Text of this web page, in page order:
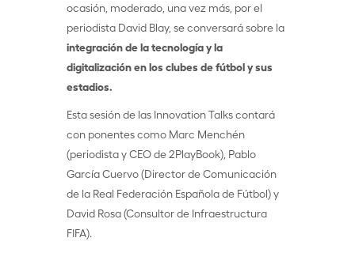
ocasión, moderado, una vez más, por el
periodista David Blay, se conversará sobre la
integración de la tecnología y la
digitalización en los clubes de fútbol y sus
estadios.
Esta sesión de las Innovation Talks contará
con ponentes como Marc Menchén
(periodista y CEO de 2PlayBook), Pablo
García Cuervo (Director de Comunicación
de la Real Federación Española de Fútbol) y
David Rosa (Consultor de Infraestructura
FIFA).